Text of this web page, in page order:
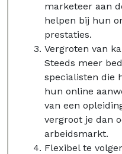
marketeer aan
helpen bij hun
prestaties.
Vergroten van
Steeds meer
specialisten die
hun online
van een
vergroot je dan
arbeidsmarkt.
Flexibel te